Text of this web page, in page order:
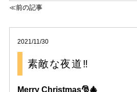
≪前の記事
2021/11/30
素敵な夜道‼️
Merry Christmas🎅🎄